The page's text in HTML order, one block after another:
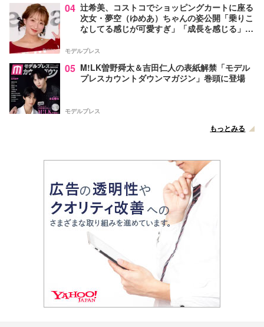
04 辻希美、コストコでショッピングカートに座る
次女・夢空（ゆめあ）ちゃんの姿公開「乗りこ
なしてる感じが可愛すぎ」「成長を感じる」の
モデルプレス
05 M!LK曽野舜太＆吉田仁人の表紙解禁「モデル
プレスカウントダウンマガジン」巻頭に登場
モデルプレス
もっとみる